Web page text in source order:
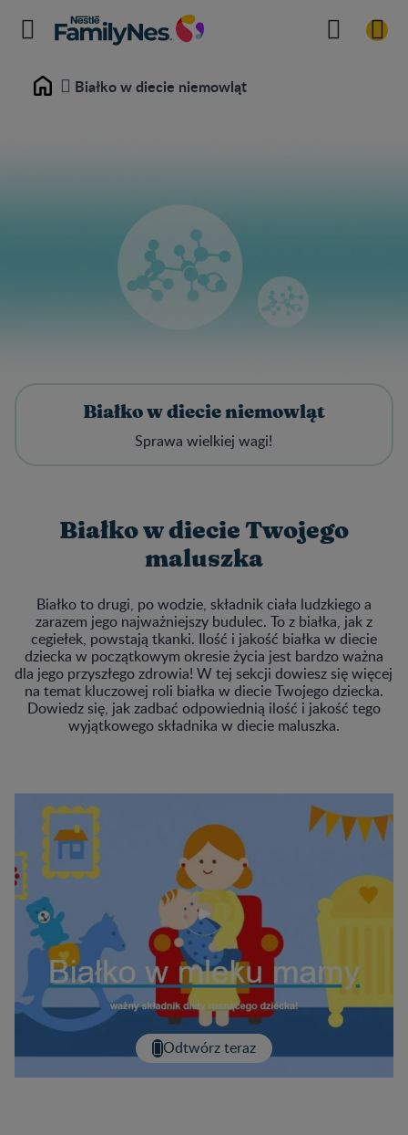
Home Białko w diecie niemowląt
Białko w diecie niemowląt
Sprawa wielkiej wagi!
Białko w diecie Twojego
maluszka
Białko to drugi, po wodzie, składnik ciała ludzkiego a
zarazem jego najważniejszy budulec. To z białka, jak z
cegiełek, powstają tkanki. Ilość i jakość białka w diecie
dziecka w początkowym okresie życia jest bardzo ważna
dla jego przyszłego zdrowia! W tej sekcji dowiesz się więcej
na temat kluczowej roli białka w diecie Twojego dziecka.
Dowiedz się, jak zadbać odpowiednią ilość i jakość tego
wyjątkowego składnika w diecie maluszka.
Odtwórz teraz